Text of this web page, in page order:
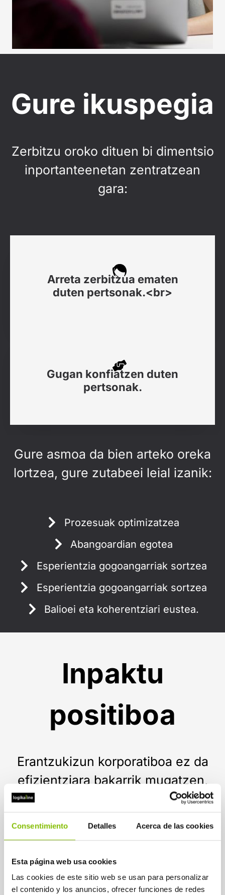
Consentimiento Detalles Acerca de las cookies
Esta página web usa cookies
Las cookies de este sitio web se usan para personalizar
el contenido y los anuncios, ofrecer funciones de redes
Gure ikuspegia
Zerbitzu oroko dituen bi dimentsio
inportanteenetan zentratzean
gara:
Arreta zerbitzua ematen
duten pertsonak.<br>
Gugan konfiatzen duten
pertsonak.
Gure asmoa da bien arteko oreka
lortzea, gure zutabeei leial izanik:
Prozesuak optimizatzea
Abangoardian egotea
Esperientzia gogoangarriak sortzea
Esperientzia gogoangarriak sortzea
Balioei eta koherentziari eustea.
Inpaktu
positiboa
Erantzukizun korporatiboa ez da
efizientziara bakarrik mugatzen,
Pertsonetan, komunitatean eta
ingurunean inpaktu positiboa ere